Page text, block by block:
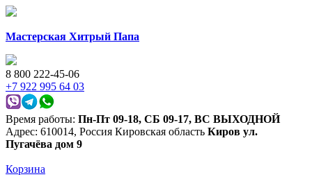
Мастерская Хитрый Папа
8 800 222-45-06
+7 922 995 64 03
Время работы: Пн-Пт 09-18, СБ 09-17, ВС ВЫХОДНОЙ
Адрес: 610014, Россия Кировская область Киров ул.
Пугачёва дом 9
Корзина